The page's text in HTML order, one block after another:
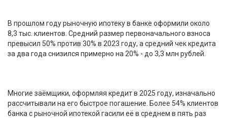
В прошлом году рыночную ипотеку в банке оформили около
8,3 тыс. клиентов. Средний размер первоначального взноса
превысил 50% против 30% в 2023 году, а средний чек кредита
за два года снизился примерно на 20% - до 3,3 млн рублей.
Многие заёмщики, оформляя кредит в 2025 году, изначально
рассчитывали на его быстрое погашение. Более 54% клиентов
банка с рыночной ипотекой гасили её в среднем в пять раз